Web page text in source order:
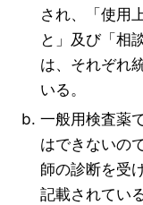
され、「使用
と」及び「相
は、それぞれ
いる。
一般用検査薬
はできないの
師の診断を受
記載されている